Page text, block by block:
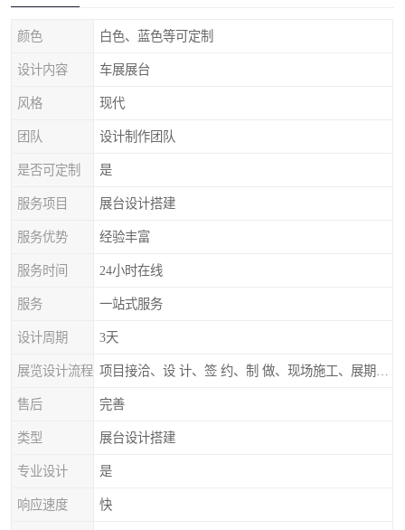
颜色 白色、蓝色等可定制
设计内容 车展展台
风格 现代
团队 设计制作团队
是否可定制 是
服务项目 展台设计搭建
服务优势 经验丰富
服务时间 24小时在线
服务 一站式服务
设计周期 3天
展览设计流程
售后 完善
类型 展台设计搭建
专业设计 是
响应速度 快